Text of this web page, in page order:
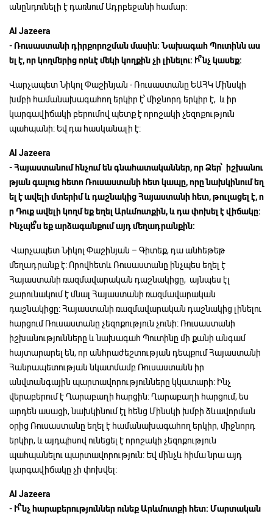
անընդունելի է դառնում Ադրբեջանի համար:
Al Jazeera
-Ռուսաստանիդիրքորոշմանմասին: ՆախագահՊուտիննաս
ել է,որկողմերիցորևէմեկիկողքին չիլինելու: Ի՞նչ կասեք:
Վարչապետ Նիկոլ Փաշինյան - Ռուսաստանը ԵԱՀԿ Մինսկի
խմբի համանախագահող երկիր է՝ միջնորդ երկիր է, և իր
կարգավիճակի բերումով պետք է որոշակի չեզոքություն
պահպանի: Եվ դա հասկանալի է:
Al Jazeera
-Հայաստանում հնչումենգնահատականներ,որՁեր՝ իշխանու
թյանգալուց հետոՌուսաստանի հետկապը,որընախկինումեղ
ել էավելիմտերիմևդաշնակիցՀայաստանի հետ,թուլացել է,ո
րԴուքավելիկողմեքեղել Արևմուտքին,ևդափոխել էվիճակը:
Ինչպե՞սեքարձագանքումայդմեղադրանքին:
Վարչապետ Նիկոլ Փաշինյան – Գիտեք, դա անհեթեթ
մեղադրանք է: Որովհետև Ռուսաստանը ինչպես եղել է
Հայաստանի ռազմավարական դաշնակիցը, այնպես էլ
շարունակում է մնալ Հայաստանի ռազմավարական
դաշնակիցը: Հայաստանի ռազմավարական դաշնակից լինելու
հարցում Ռուսաստանը չեզոքություն չունի: Ռուսաստանի
իշխանությունները և նախագահ Պուտինը մի քանի անգամ
հայտարարել են, որ անհրաժեշտության դեպքում Հայաստանի
Հանրապետության նկատմամբ Ռուսաստանն իր
անվտանգային պարտավորությունները կկատարի: Ինչ
վերաբերում է Ղարաբաղի հարցին: Ղարաբաղի հարցում, ես
արդեն ասացի, նախկինում էլ հենց Մինսկի խմբի ձևավորման
օրից Ռուսաստանը եղել է համանախագահող երկիր, միջնորդ
երկիր, և այդպիսով ունեցել է որոշակի չեզոքություն
պահպանելու պարտավորություն: Եվ մինչև հիմա նրա այդ
կարգավիճակը չի փոխվել:
Al Jazeera
- Ի՞նչ հարաբերություններունեքԱրևմուտքի հետ: Մարտական